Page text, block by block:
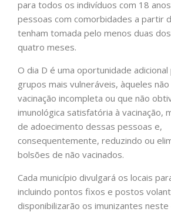
para todos os indivíduos com 18
pessoas com comorbidades a partir
tenham tomada pelo menos duas
quatro meses.
O dia D é uma oportunidade adicional
grupos mais vulneráveis, àqueles
vacinação incompleta ou que não
imunológica satisfatória à vacinação,
de adoecimento dessas pessoas e,
consequentemente, reduzindo ou
bolsões de não vacinados.
Cada município divulgará os locais
incluindo pontos fixos e postos
disponibilizarão os imunizantes neste